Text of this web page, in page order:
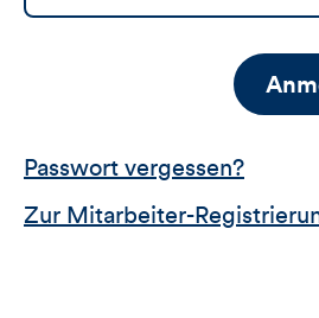
Passwort vergessen?
Zur Mitarbeiter-